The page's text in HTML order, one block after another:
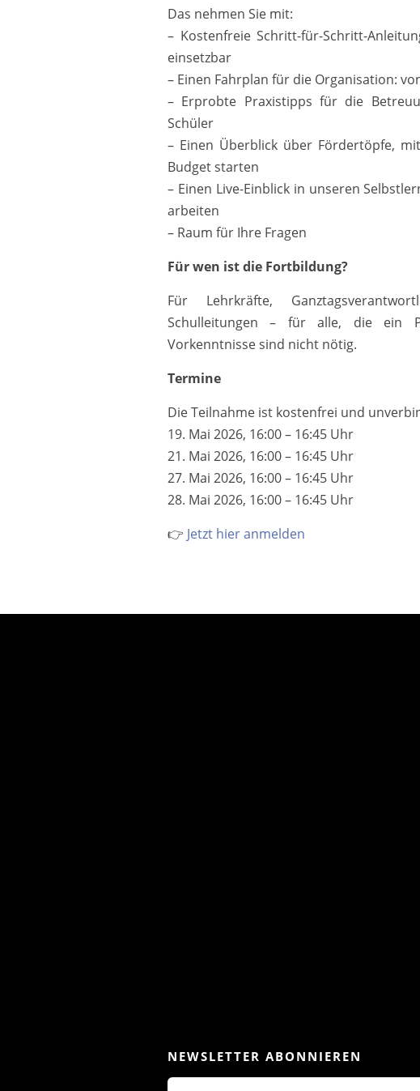
Das nehmen Sie mit:
– Kostenfreie Schritt-für-Schritt-
einsetzbar
– Einen Fahrplan für die Organisation:
– Erprobte Praxistipps für die
Schüler
– Einen Überblick über Fördertöpfe,
Budget starten
– Einen Live-Einblick in unseren
arbeiten
– Raum für Ihre Fragen
Für wen ist die Fortbildung?
Für Lehrkräfte,
Schulleitungen – für alle, die ein
Vorkenntnisse sind nicht nötig.
Termine
Die Teilnahme ist kostenfrei und
19. Mai 2026, 16:00 – 16:45 Uhr
21. Mai 2026, 16:00 – 16:45 Uhr
27. Mai 2026, 16:00 – 16:45 Uhr
28. Mai 2026, 16:00 – 16:45 Uhr
👉 Jetzt hier anmelden
NEWSLETTER ABONNIEREN